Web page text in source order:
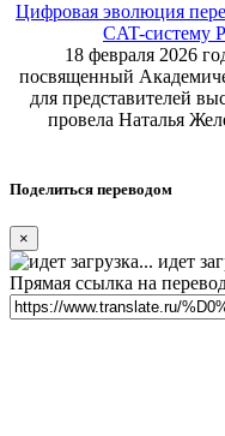
Цифровая эволюция
CAT-систему
18 февраля 2026
посвященный
для представителей
провела Наталья
Поделиться переводом
×
идет
Прямая ссылка на